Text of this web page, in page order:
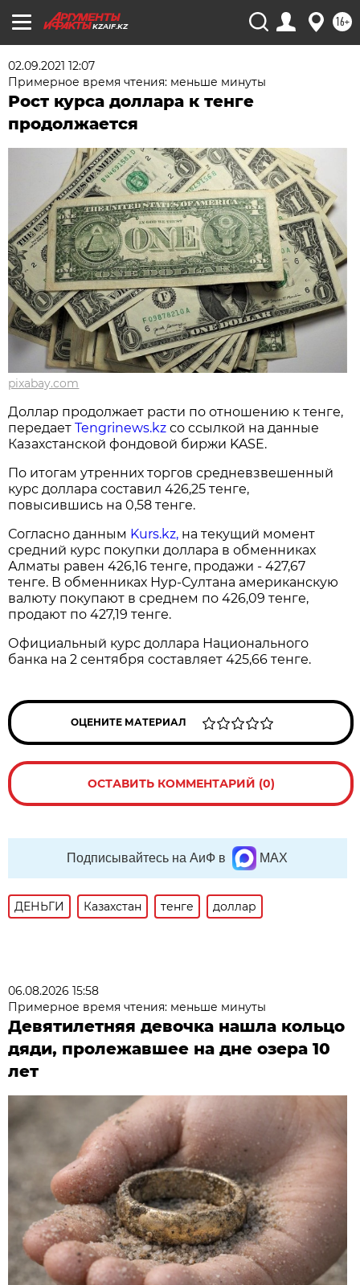
KZAIF.KZ 16+
02.09.2021 12:07
Примерное время чтения: меньше минуты
Рост курса доллара к тенге
продолжается
pixabay.com
Доллар продолжает расти по отношению к тенге,
передаетTengrinews.kz со ссылкой на данные
Казахстанской фондовой биржи KASE.
По итогам утренних торгов средневзвешенный
курс доллара составил 426,25 тенге,
повысившись на 0,58 тенге.
Согласно данным Kurs.kz, на текущий момент
средний курс покупки доллара в обменниках
Алматы равен 426,16 тенге, продажи - 427,67
тенге. В обменниках Нур-Султана американскую
валюту покупают в среднем по 426,09 тенге,
продают по 427,19 тенге.
Официальный курс доллара Национального
банка на 2 сентября составляет 425,66 тенге.
ОЦЕНИТЕ МАТЕРИАЛ
ОСТАВИТЬ КОММЕНТАРИЙ (0)
Подписывайтесь на АиФ в MAX
ДЕНЬГИ Казахстан тенге доллар
06.08.2026 15:58
Примерное время чтения: меньше минуты
Девятилетняя девочка нашла кольцо
дяди, пролежавшее на дне озера 10
лет